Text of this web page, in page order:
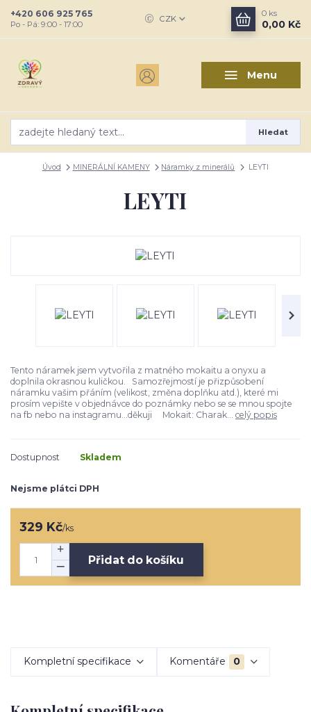
Menu
CZK
Hledat
+420 606 925 765
Po - Pá: 9:00 - 17:00
0 ks
0,00 Kč
Úvod MINERÁLNÍ KAMENY Náramky z minerálů LEYTI
LEYTI
Tento náramek jsem vytvořila z matného mokaitu a onyxu a
doplnila okrasnou kuličkou. Samozřejmostí je přizpůsobení
náramku vašim přáním (velikost, změna doplňku atd.), které mi
prosím vepište v objednávce do poznámky nebo se se mnou spojte
na fb nebo na instagramu...děkuji Mokait: Charak... celý popis
Dostupnost Skladem
Nejsme plátci DPH
329 Kč/ks
Přidat do košíku
Kompletní specifikace Komentáře 0